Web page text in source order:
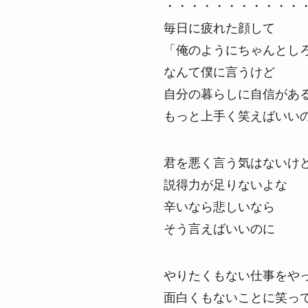
・・・・・・・・・・・
毎日に疲れた顔して
「俺のようにちゃんとし
なんて僕に言うけど
自分の暮らしに自信があ
もっと上手く笑えばいい
君を悪く言う気はないけ
説得力が足りないよな
辛いなら悲しいなら
そう言えばいいのに
やりたくもない仕事をや
面白くもないことに笑っ